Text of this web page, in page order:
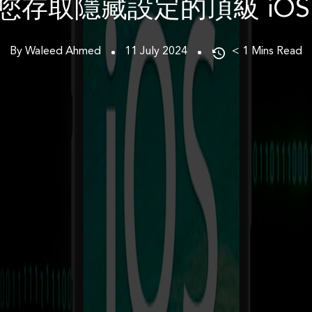
存取隱藏設定的頂級
By Waleed Ahmed 11 July 2024 < 1 Mins Read